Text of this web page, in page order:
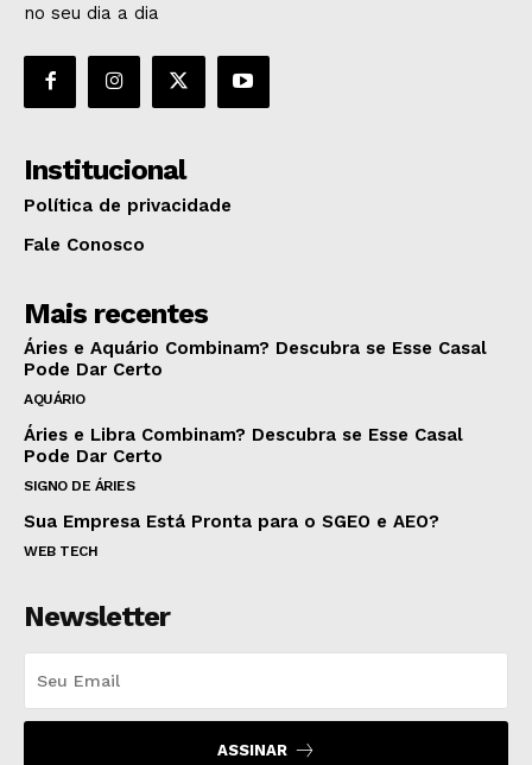
no seu dia a dia
Institucional
Política de privacidade
Fale Conosco
Mais recentes
Áries e Aquário Combinam? Descubra se Esse Casal
Pode Dar Certo
AQUÁRIO
Áries e Libra Combinam? Descubra se Esse Casal
Pode Dar Certo
SIGNO DE ÁRIES
Sua Empresa Está Pronta para o SGEO e AEO?
WEB TECH
Newsletter
ASSINAR